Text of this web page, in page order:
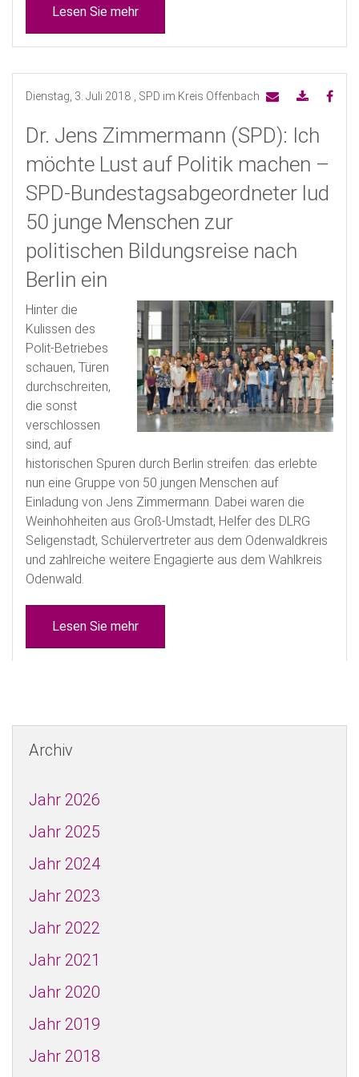
Lesen Sie mehr
Dienstag, 3. Juli 2018 , SPD im Kreis Offenbach
Dr. Jens Zimmermann (SPD): Ich
möchte Lust auf Politik machen –
SPD-Bundestagsabgeordneter lud
50 junge Menschen zur
politischen Bildungsreise nach
Berlin ein
Hinter die
Kulissen des
Polit-Betriebes
schauen, Türen
durchschreiten,
die sonst
verschlossen
sind, auf
historischen Spuren durch Berlin streifen: das erlebte
nun eine Gruppe von 50 jungen Menschen auf
Einladung von Jens Zimmermann. Dabei waren die
Weinhohheiten aus Groß-Umstadt, Helfer des DLRG
Seligenstadt, Schülervertreter aus dem Odenwaldkreis
und zahlreiche weitere Engagierte aus dem Wahlkreis
Odenwald.
Lesen Sie mehr
Archiv
Jahr 2026
Jahr 2025
Jahr 2024
Jahr 2023
Jahr 2022
Jahr 2021
Jahr 2020
Jahr 2019
Jahr 2018